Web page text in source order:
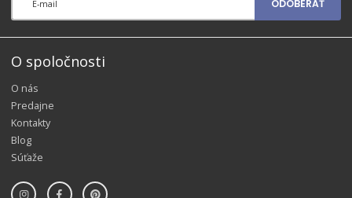
ODOBERAŤ
O spoločnosti
O nás
Predajne
Kontakty
Blog
Súťaže